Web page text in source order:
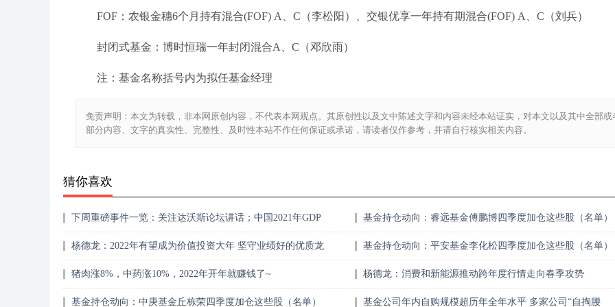
FOF：农银金穗6个月持有混合(FOF) A、C（李松阳）、交银优享一年持有期混合(FOF) A、C（刘兵）
封闭式基金：博时恒瑞一年封闭混合A、C（邓欣雨）
注：基金名称括号内为拟任基金经理
免责声明：本文为转载，非本网原创内容，不代表本网观点。其原创性以及文中陈述文字和内容未经本站证实，对本文以及其中全部或
部分内容、文字的真实性、完整性、及时性本站不作任何保证或承诺，请读者仅作参考，并请自行核实相关内容。
猜你喜欢
下周重磅事件一览：关注达沃斯论坛讲话；中国2021年GDP
基金持仓动向：睿远基金傅鹏博四季度加仓这些股（名单）
杨德龙：2022年有望成为价值投资大年 坚守业绩好的优质龙
基金持仓动向：平安基金李化松四季度加仓这些股（名单）
猪肉涨8%，中药涨10%，2022年开年就赚钱了~ 杨德龙：消费和新能源推动跨年度行情走向春季攻势
基金持仓动向：中庚基金丘栋荣四季度加仓这些股（名单）
基金公司年内自购规模超历年全年水平 多家公司“自掏腰